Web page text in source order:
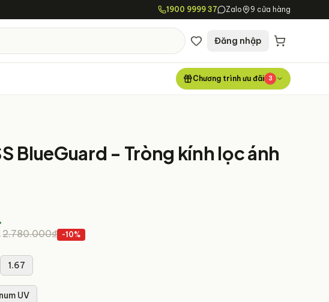
1900 9999 37 Zalo 9 cửa hàng
Đăng nhập
Chương trình ưu đãi 3
BlueGuard - Tròng kính lọc ánh
2.780.000₫ -10%
1.67
UV